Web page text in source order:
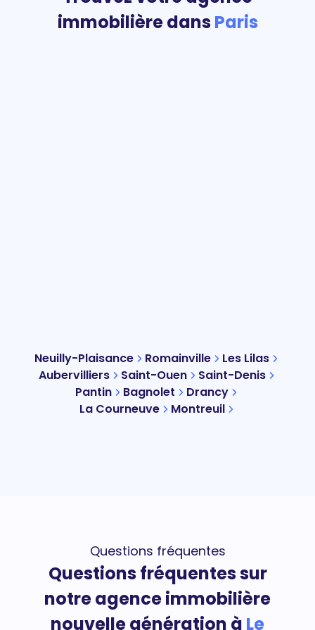
immobilière dansParis
Neuilly-Plaisance Romainville
Les Lilas
Aubervilliers
Saint-Ouen
Saint-Denis
Pantin
Bagnolet
Drancy
La Courneuve
Montreuil
Questions fréquentes
Questions fréquentes sur
notre agence immobilière
nouvelle génération à Le